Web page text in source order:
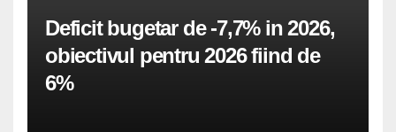
Deficit bugetar de -7,7% in 2026,
obiectivul pentru 2026 fiind de
6%